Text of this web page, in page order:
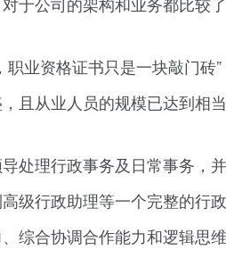
职业资格证书只是一块敲门
且从业人员的规模已达到相
处理行政事务及日常事务，
级行政助理等一个完整的行
综合协调合作能力和逻辑思